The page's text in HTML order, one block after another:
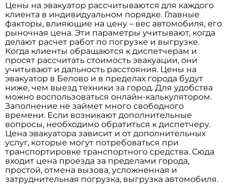
Цены на эвакуатор рассчитываются для каждого
клиента в индивидуальном порядке. Главные
факторы, влияющие на цену – вес автомобиля, его
рыночная цена. Эти параметры учитывают, когда
делают расчет работ по погрузке и выгрузке.
Когда клиенты обращаются к диспетчерам и
просят рассчитать стоимость эвакуации, они
учитывают и дальность расстояния. Цены на
эвакуатор в Белово и в пределах города будут
ниже, чем выезд техники за город. Для удобства
можно воспользоваться онлайн-калькулятором.
Заполнение не займет много свободного
времени. Если возникают дополнительные
вопросы, необходимо обратиться к диспетчеру.
Цена эвакуатора зависит и от дополнительных
услуг, которые могут потребоваться при
транспортировке транспортного средства. Сюда
входит цена проезда за пределами города,
простой, отмена вызова, усложненная и
затруднительная погрузка, выгрузка автомобиля.